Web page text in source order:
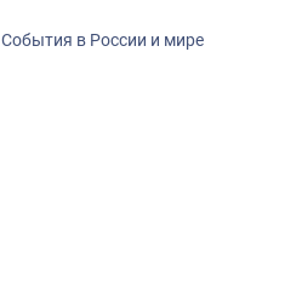
События в России и мире